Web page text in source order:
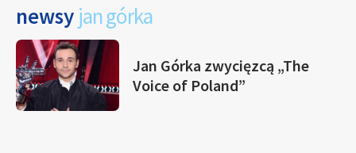
newsy jan górka
Jan Górka zwycięzcą „The
Voice of Poland”